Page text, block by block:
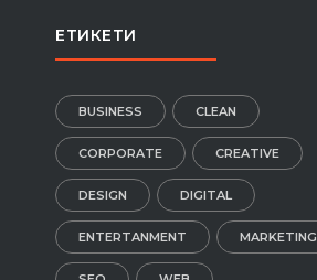
ЕТИКЕТИ
BUSINESS CLEAN
CORPORATE CREATIVE
DESIGN DIGITAL
ENTERTANMENT MARKETING